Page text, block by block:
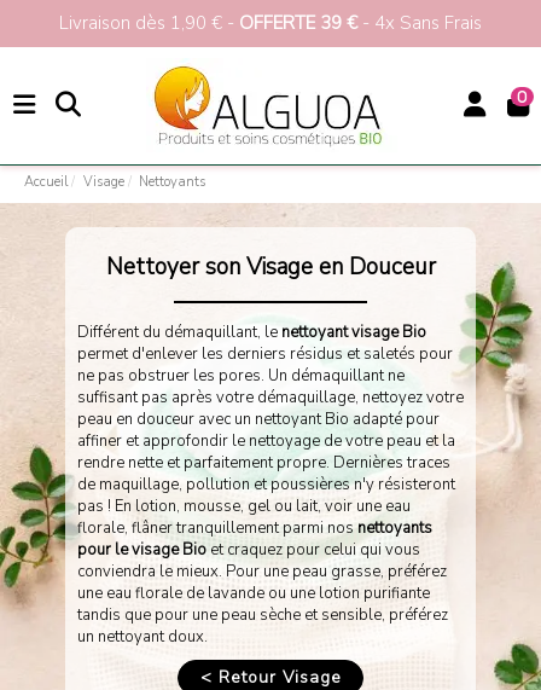
votre 1ère commande>>> Livraison dès 1,90
0
Accueil Visage Nettoyants
Nettoyants Visage Bio
Nettoyer son Visage en Douceur
Différent du démaquillant, le nettoyant visage Bio
permet d'enlever les derniers résidus et saletés pour
ne pas obstruer les pores. Un démaquillant ne
suffisant pas après votre démaquillage, nettoyez votre
peau en douceur avec un nettoyant Bio adapté pour
affiner et approfondir le nettoyage de votre peau et la
rendre nette et parfaitement propre. Dernières traces
de maquillage, pollution et poussières n'y résisteront
pas ! En lotion, mousse, gel ou lait, voir une eau
florale, flâner tranquillement parmi nosnettoyants
pour le visage Bio et craquez pour celui qui vous
conviendra le mieux. Pour une peau grasse, préférez
une eau florale de lavande ou une lotion purifiante
tandis que pour une peau sèche et sensible, préférez
un nettoyant doux.
< Retour Visage